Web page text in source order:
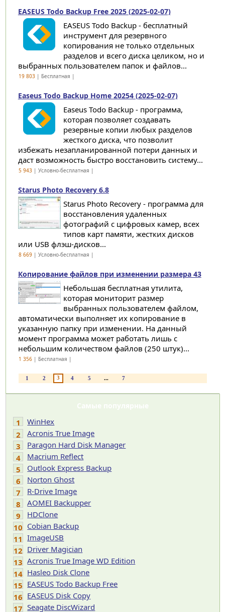
EASEUS Todo Backup Free 2025 (2025-02-07)
EASEUS Todo Backup - бесплатный
инструмент для резервного
копирования не только отдельных
разделов и всего диска целиком, но и
выбранных пользователем папок и файлов...
19 803| Бесплатная |
Easeus Todo Backup Home 20254 (2025-02-07)
Easeus Todo Backup - программа,
которая позволяет создавать
резервные копии любых разделов
жесткого диска, что позволит
избежать незапланированной потери данных и
даст возможность быстро восстановить систему...
5 943| Условно-бесплатная |
Starus Photo Recovery 6.8
Starus Photo Recovery - программа для
восстановления удаленных
фотографий с цифровых камер, всех
типов карт памяти, жестких дисков
или USB флэш-дисков...
8 669| Условно-бесплатная |
Копирование файлов при изменении размера 43
Небольшая бесплатная утилита,
которая мониторит размер
выбранных пользователем файлом,
автоматически выполняет их копирование в
указанную папку при изменении. На данный
момент программа может работать лишь с
небольшим количеством файлов (250 штук)...
1 356| Бесплатная |
1 2 3 4 5 ... 7
Самые популярные
1
WinHex
2
Acronis True Image
3
Paragon Hard Disk Manager
4
Macrium Reflect
5
Outlook Express Backup
6
Norton Ghost
7
R-Drive Image
8
AOMEI Backupper
9
HDClone
10 Cobian Backup
11 ImageUSB
12 Driver Magician
13 Acronis True Image WD Edition
14 Hasleo Disk Clone
15 EASEUS Todo Backup Free
16 EASEUS Disk Copy
17 Seagate DiscWizard